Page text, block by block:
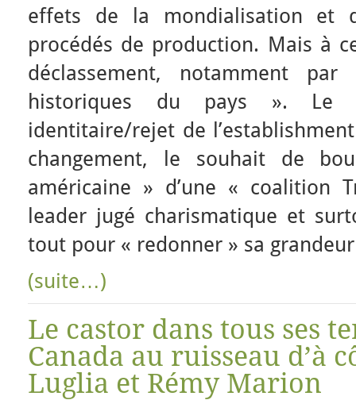
effets de la mondialisation et
procédés de production. Mais à
déclassement, notamment
historiques du pays ». Le
identitaire/rejet de
changement, le souhait de
américaine » d’une « coalition
leader jugé charismatique et
tout pour « redonner » sa
(suite…)
Le castor dans tous ses
Canada au ruisseau d’à
Luglia et Rémy Marion